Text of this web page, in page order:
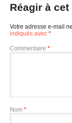
Réagir à
Votre adresse e-mail
indiqués avec *
Commentaire *
Nom *